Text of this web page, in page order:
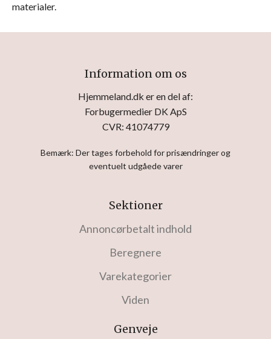
materialer.
Information om os
Hjemmeland.dk er en del af:
Forbugermedier DK ApS
CVR: 41074779
Bemærk: Der tages forbehold for prisændringer og
eventuelt udgåede varer
Sektioner
Annoncørbetalt indhold
Beregnere
Varekategorier
Viden
Genveje